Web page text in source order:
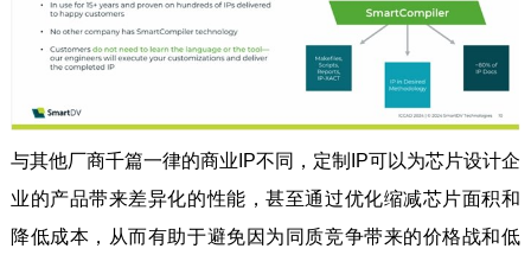
与其他厂商千篇一律的商业IP不同，定制IP可以为芯片设计企
业的产品带来差异化的性能，甚至通过优化缩减芯片面积和
降低成本，从而有助于避免因为同质竞争带来的价格战和低